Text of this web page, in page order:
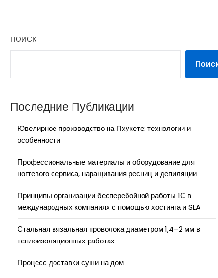
ПОИСК
Последние Публикации
Ювелирное производство на Пхукете: технологии и
особенности
Профессиональные материалы и оборудование для
ногтевого сервиса, наращивания ресниц и депиляции
Принципы организации бесперебойной работы 1С в
международных компаниях с помощью хостинга и SLA
Стальная вязальная проволока диаметром 1,4–2 мм в
теплоизоляционных работах
Процесс доставки суши на дом